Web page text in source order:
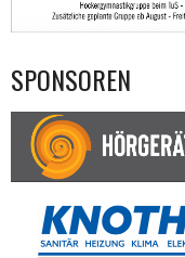
SPONSOREN